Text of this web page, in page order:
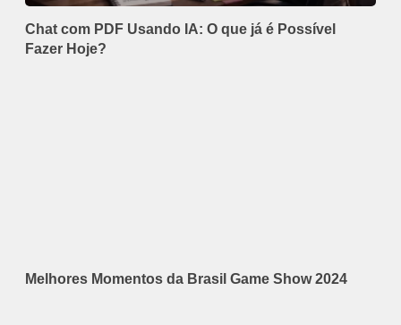
Chat com PDF Usando IA: O que já é Possível
Fazer Hoje?
Melhores Momentos da Brasil Game Show 2024